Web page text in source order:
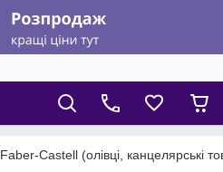
Faber-Castell (олівці, канцелярські